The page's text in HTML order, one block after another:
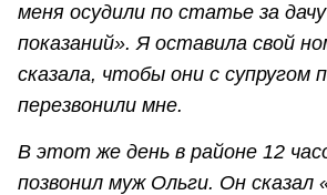
меня осудили по статье за
показаний». Я оставила свой
сказала, чтобы они с супругом
перезвонили мне.
В этот же день в районе 12
позвонил муж Ольги. Он сказал